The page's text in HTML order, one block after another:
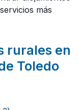
más
rurales en
Toledo